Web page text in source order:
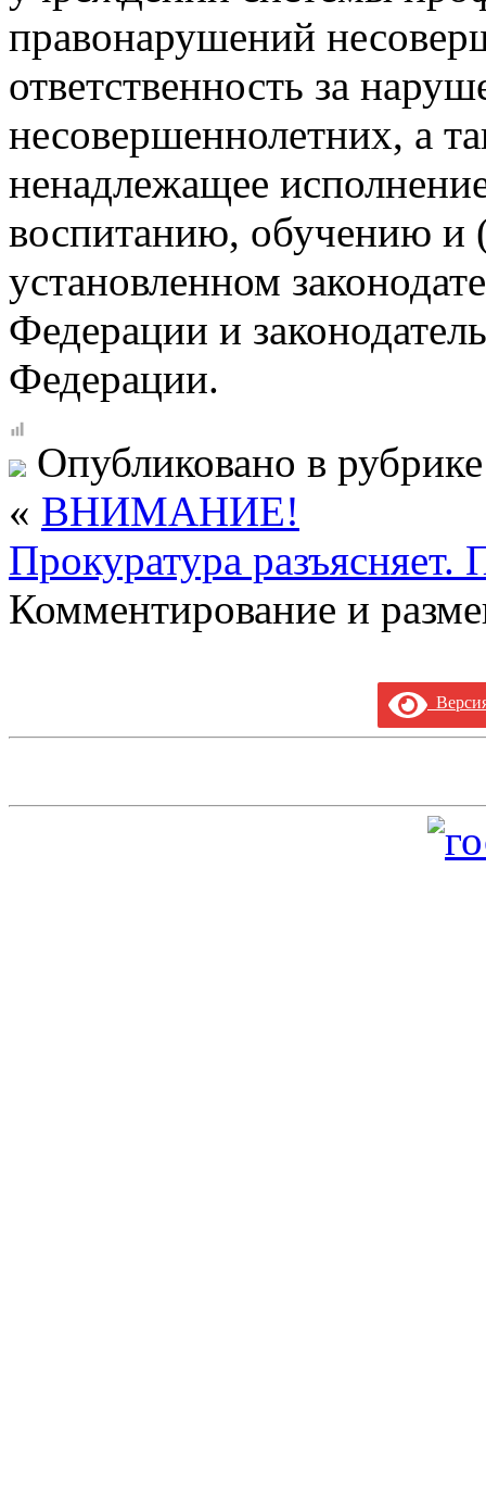
правонарушений
ответственность за
несовершеннолетних, а
ненадлежащее
воспитанию, обучению и
установленном
Федерации и
Федерации.
Опубликовано в
« ВНИМАНИЕ!
Прокуратура
Комментирование и